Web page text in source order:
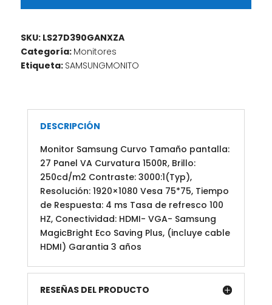
SKU: LS27D390GANXZA
Categoría: Monitores
Etiqueta: SAMSUNGMONITO
DESCRIPCIÓN
Monitor Samsung Curvo Tamaño pantalla:
27 Panel VA Curvatura 1500R, Brillo:
250cd/m2 Contraste: 3000:1(Typ),
Resolución: 1920×1080 Vesa 75*75, Tiempo
de Respuesta: 4 ms Tasa de refresco 100
HZ, Conectividad: HDMI- VGA- Samsung
MagicBright Eco Saving Plus, (incluye cable
HDMI) Garantia 3 años
RESEÑAS DEL PRODUCTO